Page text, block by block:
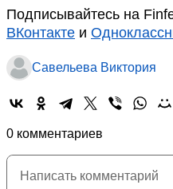
Подписывайтесь на
ВКонтакте и
Савельева Виктория
0 комментариев